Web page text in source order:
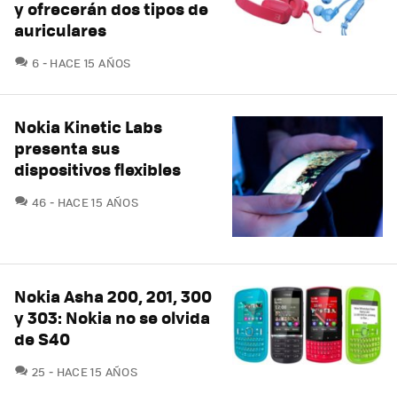
y ofrecerán dos tipos de
auriculares
6 COMENTARIOS
HACE 15 AÑOS
Nokia Kinetic Labs
presenta sus
dispositivos flexibles
46 COMENTARIOS
HACE 15 AÑOS
Nokia Asha 200, 201, 300
y 303: Nokia no se olvida
de S40
25 COMENTARIOS
HACE 15 AÑOS